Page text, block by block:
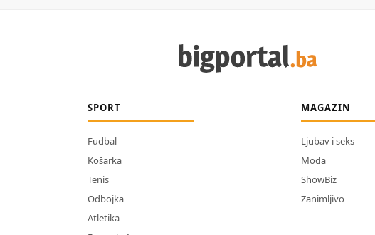
SPORT
Fudbal
Košarka
Tenis
Odbojka
Atletika
MAGAZIN
Ljubav i seks
Moda
ShowBiz
Zanimljivo